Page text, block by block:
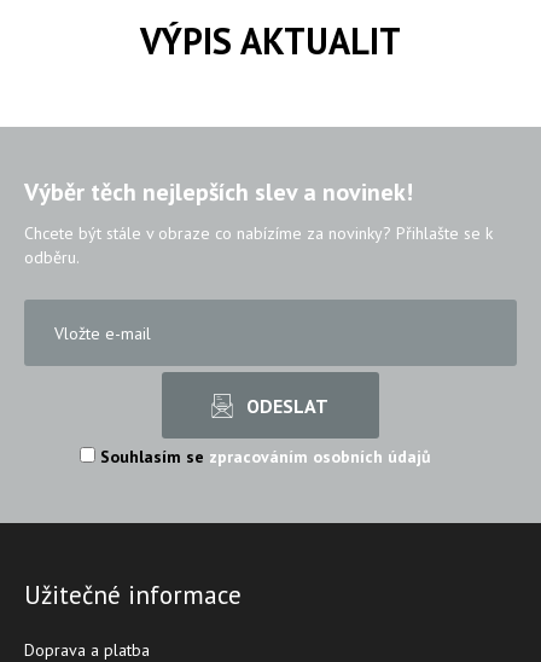
VÝPIS AKTUALIT
Výběr těch nejlepších slev a novinek!
Chcete být stále v obraze co nabízíme za novinky? Přihlašte se k
odběru.
Souhlasím se zpracováním osobních údajů
Užitečné informace
Doprava a platba